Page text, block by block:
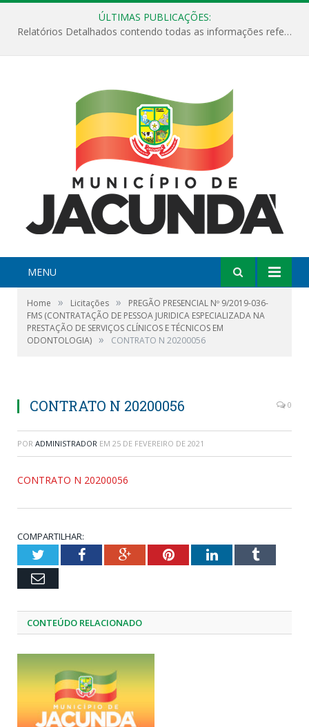
ÚLTIMAS PUBLICAÇÕES:
Relatórios Detalhados contendo todas as informações referentes a execução de recursos destinados ao fomento de projetos culturais no Município de Jacundá entre os anos de 2022 ao presente ano de 2026.
MENU
Home » Licitações »
PREGÃO PRESENCIAL Nº 9/2019-036-
FMS (CONTRATAÇÃO DE PESSOA JURIDICA ESPECIALIZADA NA
PRESTAÇÃO DE SERVIÇOS CLÍNICOS E TÉCNICOS EM
ODONTOLOGIA) » CONTRATO N 20200056
CONTRATO N 20200056 0
POR ADMINISTRADOR EM 25 DE FEVEREIRO DE 2021
CONTRATO N 20200056
COMPARTILHAR:
TwitterFacebookGoogle+PinterestLinkedInTumblr
Email
CONTEÚDO RELACIONADO